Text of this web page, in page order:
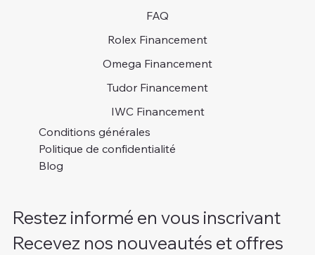
FAQ
Rolex Financement
Omega Financement
Tudor Financement
IWC Financement
Conditions générales
Politique de confidentialité
Blog
Restez informé en vous inscrivant
Recevez nos nouveautés et offres